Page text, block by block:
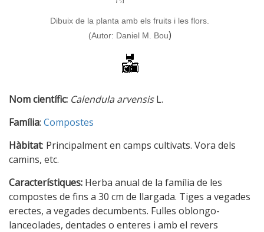
Dibuix de la planta amb els fruits i les flors.
(Autor: Daniel M. Bou)
Nom científic: Calendula arvensisL.
Família: Compostes
Hàbitat: Principalment en camps cultivats. Vora dels
camins, etc.
Característiques: Herba anual de la família de les
compostes de fins a 30 cm de llargada. Tiges a vegades
erectes, a vegades decumbents. Fulles oblongo-
lanceolades, dentades o enteres i amb el revers